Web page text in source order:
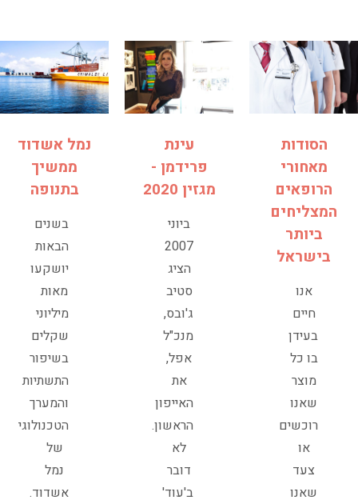
הסודות
מאחורי
הרופאים
המצליחים
ביותר
בישראל
אנו
חיים
בעידן
בו כל
מוצר
שאנו
רוכשים
או
צעד
שאנו
עינת
פרידמן -
מגזין 2020
ביוני
2007
הציג
סטיב
ג'ובס,
מנכ"ל
אפל,
את
האייפון
הראשון.
לא
דובר
ב'עוד'
נמל אשדוד
ממשיך
בתנופה
בשנים
הבאות
יושקעו
מאות
מיליוני
שקלים
בשיפור
התשתיות
והמערך
הטכנולוגי
של
נמל
אשדוד.